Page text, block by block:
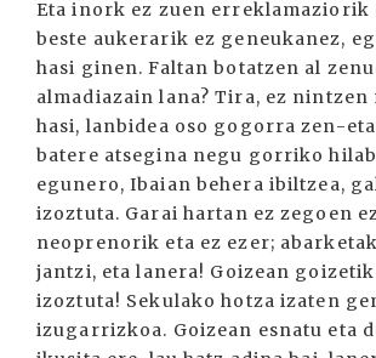
Eta inork ez zuen erreklamaziorik
beste aukerarik ez geneukanez,
hasi ginen. Faltan botatzen al
almadiazain lana? Tira, ez
hasi, lanbidea oso gogorra zen-
batere atsegina negu gorriko
egunero, Ibaian behera ibiltzea,
izoztuta. Garai hartan ez zegoen
neoprenorik eta ez ezer;
jantzi, eta lanera! Goizean
izoztuta! Sekulako hotza izaten
izugarrizkoa. Goizean esnatu eta